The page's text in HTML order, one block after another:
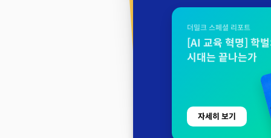
더밀크 스페셜 리포트
[AI 교육 혁명] 학
시대는 끝나는가
자세히 보기